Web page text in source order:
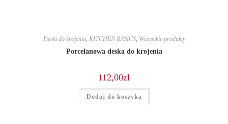
Deski do krojenia, KITCHEN BASICS, Wszystkie produkty
Porcelanowa deska do krojenia
112,00zł
Dodaj do koszyka